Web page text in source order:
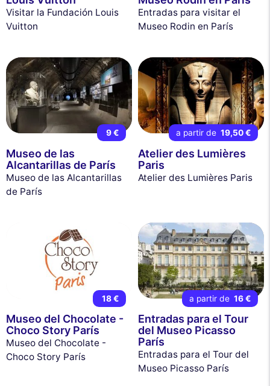
Visitar la Fundación Louis
Vuitton
Entradas para visitar el
Museo Rodin en París
9 €
Museo de las
Alcantarillas de París
Museo de las Alcantarillas
de París
a partir de 19,50 €
Atelier des Lumières
Paris
Atelier des Lumières Paris
18 €
Museo del Chocolate -
Choco Story París
Museo del Chocolate -
Choco Story París
a partir de 16 €
Entradas para el Tour
del Museo Picasso
París
Entradas para el Tour del
Museo Picasso París